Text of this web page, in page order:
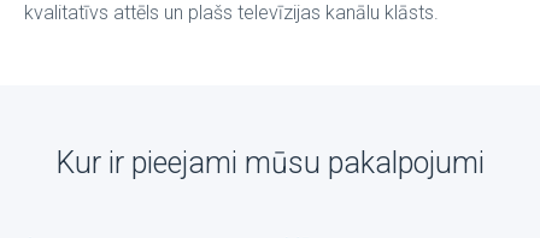
kvalitatīvs attēls un plašs televīzijas kanālu klāsts.
Kur ir pieejami mūsu pakalpojumi